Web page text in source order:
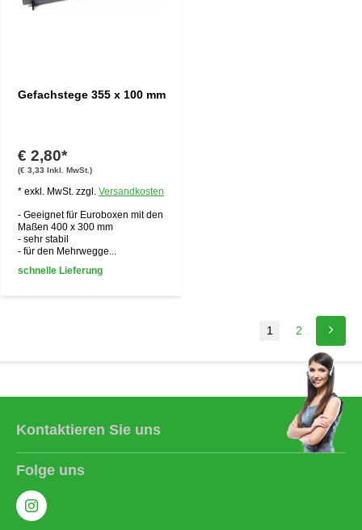
Gefachstege 355 x 100 mm
€ 2,80*
(€ 3,33 Inkl. MwSt.)
* exkl. MwSt. zzgl. Versandkosten
- Geeignet für Euroboxen mit den
Maßen 400 x 300 mm
- sehr stabil
- für den Mehrwegge...
schnelle Lieferung
1 2
Kontaktieren Sie uns
Folge uns